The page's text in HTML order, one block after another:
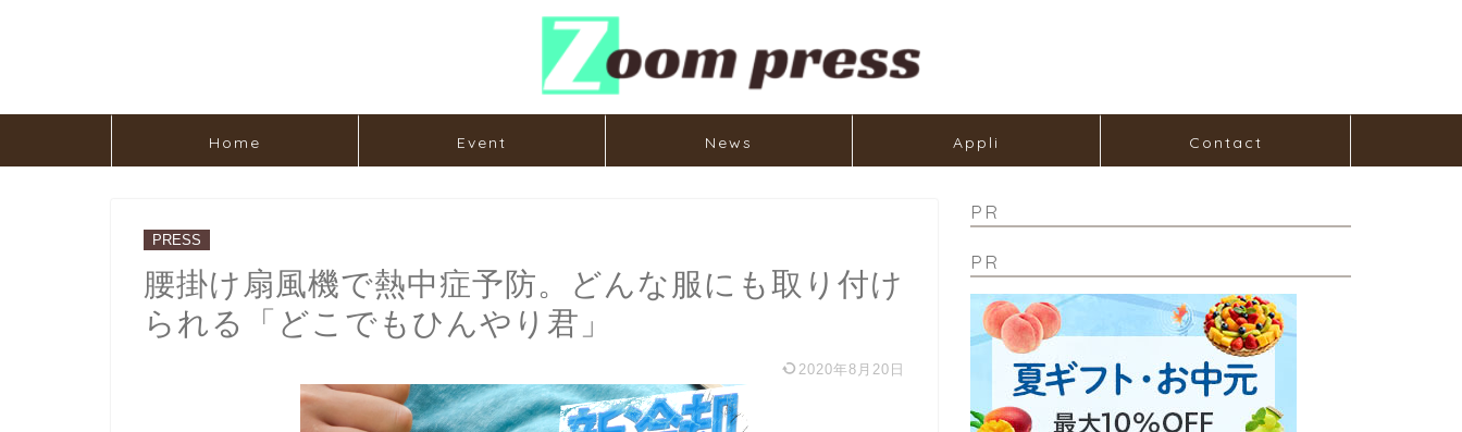
Home Event News Appli Contact
PRESS
腰掛け扇風機で熱中症予防。どんな服にも取り付け
られる「どこでもひんやり君」
2020年8月20日
PR
PR